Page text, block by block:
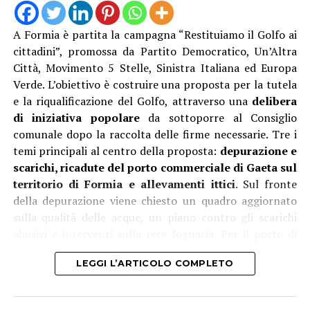
A Formia è partita la campagna “Restituiamo il Golfo ai
cittadini”, promossa da Partito Democratico, Un’Altra
Città, Movimento 5 Stelle, Sinistra Italiana ed Europa
Verde. L’obiettivo è costruire una proposta per la tutela
e la riqualificazione del Golfo, attraverso una delibera
di iniziativa popolareda sottoporre al Consiglio
comunale dopo la raccolta delle firme necessarie. Tre i
temi principali al centro della proposta: depurazione e
scarichi, ricadute del porto commerciale di Gaeta sul
territorio di Formia e allevamenti ittici. Sul fronte
della depurazione viene chiesto un quadro aggiornato
sulla qualità delle acque, un piano contro gli scarichi
Gaeta si propone un maggiore coinvolgimento di Formia
nelle decisioni, informazioni preventive sull’arrivo delle
e maggiori controlli sui mezzi pesanti legati ai traffici
LEGGI L’ARTICOLO COMPLETO